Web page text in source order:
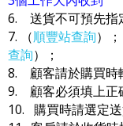
6. 送貨不可預先指
7. （順豐站查詢）
查詢）；
8. 顧客請於購買時
9. 顧客必須填上正
10. 購買時請選定